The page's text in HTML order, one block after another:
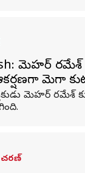
మెహర్
మెగా
మెహర్